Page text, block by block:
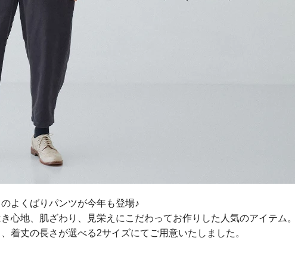
よくばりパンツが今年も登場♪
心地、肌ざわり、見栄えにこだわってお作りした人気のアイテム。
着丈の長さが選べる2サイズにてご用意いたしました。